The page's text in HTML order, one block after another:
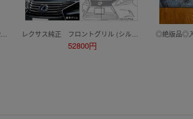
52800円